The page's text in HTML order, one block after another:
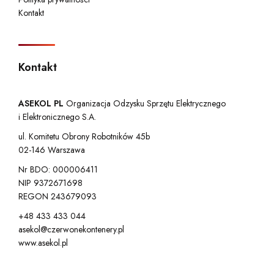
Kontakt
Kontakt
ASEKOL PL Organizacja Odzysku Sprzętu Elektrycznego
i Elektronicznego S.A.
ul. Komitetu Obrony Robotników 45b
02-146 Warszawa
Nr BDO: 000006411
NIP 9372671698
REGON 243679093
+48 433 433 044
asekol@czerwonekontenery.pl
www.asekol.pl